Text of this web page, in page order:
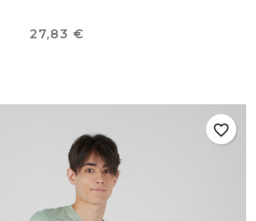
Prix
27,83 €
favorite_border